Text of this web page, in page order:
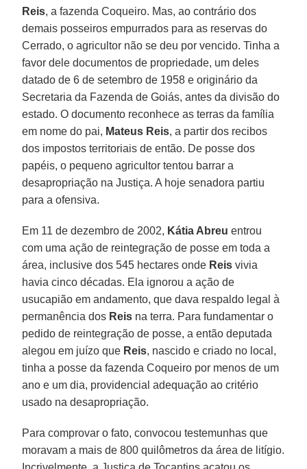
Reis, a fazenda Coqueiro. Mas, ao contrário dos
demais posseiros empurrados para as reservas do
Cerrado, o agricultor não se deu por vencido. Tinha a
favor dele documentos de propriedade, um deles
datado de 6 de setembro de 1958 e originário da
Secretaria da Fazenda de Goiás, antes da divisão do
estado. O documento reconhece as terras da família
em nome do pai, Mateus Reis, a partir dos recibos
dos impostos territoriais de então. De posse dos
papéis, o pequeno agricultor tentou barrar a
desapropriação na Justiça. A hoje senadora partiu
para a ofensiva.
Em 11 de dezembro de 2002, Kátia Abreu entrou
com uma ação de reintegração de posse em toda a
área, inclusive dos 545 hectares onde Reis vivia
havia cinco décadas. Ela ignorou a ação de
usucapião em andamento, que dava respaldo legal à
permanência dos Reis na terra. Para fundamentar o
pedido de reintegração de posse, a então deputada
alegou em juízo que Reis, nascido e criado no local,
tinha a posse da fazenda Coqueiro por menos de um
ano e um dia, providencial adequação ao critério
usado na desapropriação.
Para comprovar o fato, convocou testemunhas que
moravam a mais de 800 quilômetros da área de litígio.